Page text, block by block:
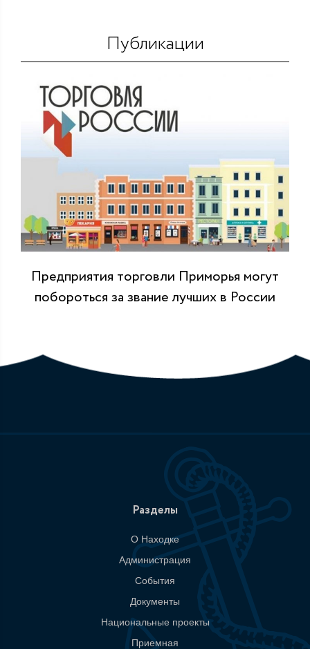
Публикации
Предприятия торговли Приморья могут
побороться за звание лучших в России
Разделы
О Находке
Администрация
События
Документы
Национальные проекты
Приемная